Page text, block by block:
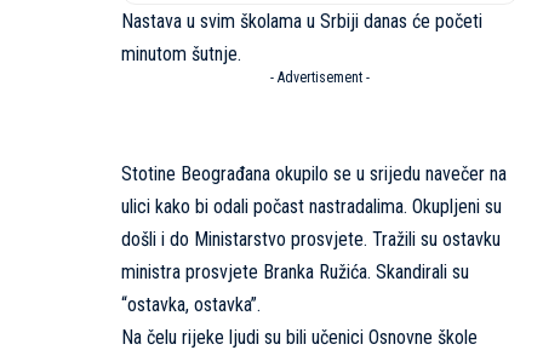
Nastava u svim školama u Srbiji danas će početi
minutom šutnje.
- Advertisement -
Stotine Beograđana okupilo se u srijedu navečer na
ulici kako bi odali počast nastradalima. Okupljeni su
došli i do Ministarstvo prosvjete. Tražili su ostavku
ministra prosvjete Branka Ružića. Skandirali su
“ostavka, ostavka”.
Na čelu rijeke ljudi su bili učenici Osnovne škole